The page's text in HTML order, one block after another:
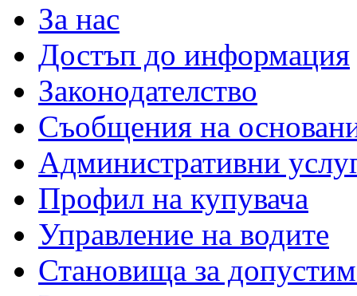
За нас
Достъп до информация
Законодателство
Съобщения на
Административни
Профил на купувача
Управление на водите
Становища за